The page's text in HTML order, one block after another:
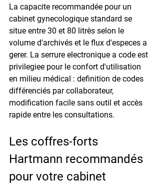
La capacite recommandée pour un
cabinet gynecologique standard se
situe entre 30 et 80 litrès selon le
volume d'archivés et le flux d'especes a
gerer. La serrure electronique a code est
privilegiee pour le confort d'utilisation
en milieu médical : definition de codes
différenciés par collaborateur,
modification facile sans outil et accès
rapide entre les consultations.
Les coffres-forts
Hartmann recommandés
pour votre cabinet